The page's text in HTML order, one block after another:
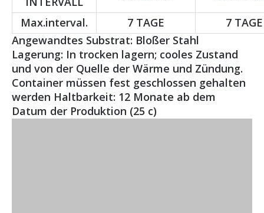
Max.interval.
7 TAGE
7 TAGE
Angewandtes Substrat: Bloßer Stahl
Lagerung: In trocken lagern; cooles Zustand
und von der Quelle der Wärme und Zündung.
Container müssen fest geschlossen gehalten
werden Haltbarkeit: 12 Monate ab dem
Datum der Produktion (25 c)